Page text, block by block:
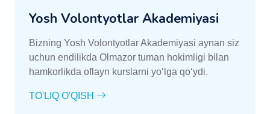
Yosh Volontyotlar Akademiyasi
Bizning Yosh Volontyotlar Akademiyasi aynan siz
uchun endilikda Olmazor tuman hokimligi bilan
hamkorlikda oflayn kurslarni yoʻlga qoʻydi.
TO'LIQ O'QISH